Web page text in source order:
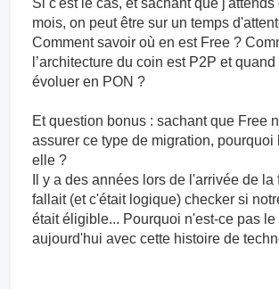
mois, on peut être sur un temps
Comment savoir où en est Free ?
l’architecture du coin est P2P et
évoluer en PON ?
Et question bonus : sachant que Free
assurer ce type de migration, pourquoi
elle ?
Il y a des années lors de l'arrivée de
fallait (et c'était logique) checker si
était éligible... Pourquoi n'est-ce pas le
aujourd'hui avec cette histoire de